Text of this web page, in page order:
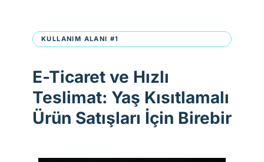
KULLANIM ALANI #1
E-Ticaret ve Hızlı
Teslimat: Yaş Kısıtlamalı
Ürün Satışları İçin Birebir